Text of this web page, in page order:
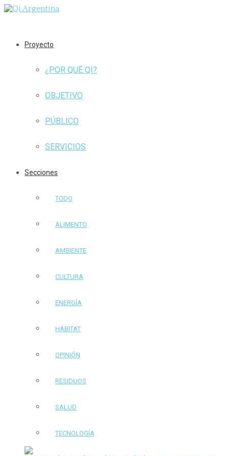
Proyecto
¿POR QUÉ QI?
OBJETIVO
PÚBLICO
SERVICIOS
Secciones
TODO
ALIMENTO
AMBIENTE
CULTURA
ENERGÍA
HÁBITAT
OPINIÓN
RESIDUOS
SALUD
TECNOLOGÍA